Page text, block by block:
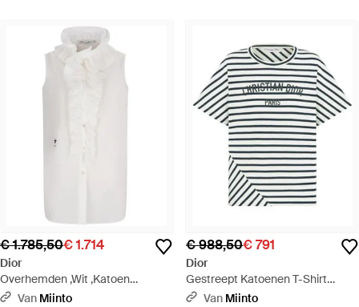
€ 1.785,50€ 1.714
Dior
Overhemden ,Wit ,Katoen
Katoenen Overhemd Met
Van Miinto
€ 988,50€ 791
Dior
Gestreept Katoenen T-Shirt
Gemaakt - Meerkleurig
Van Miinto